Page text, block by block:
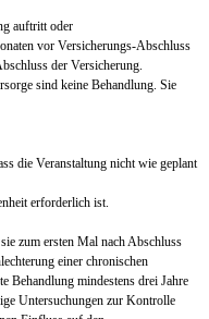
auftritt oder
vor Versicherungs-Abschluss
der Versicherung.
sind keine Behandlung. Sie
die Veranstaltung nicht wie geplant
erforderlich ist.
zum ersten Mal nach Abschluss
einer chronischen
Behandlung mindestens drei Jahre
Untersuchungen zur Kontrolle